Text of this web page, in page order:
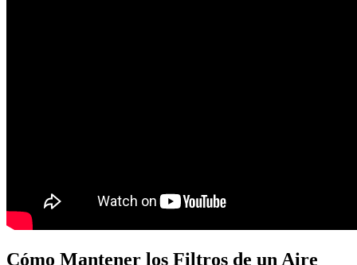
Cómo Mantener los Filtros de un Aire